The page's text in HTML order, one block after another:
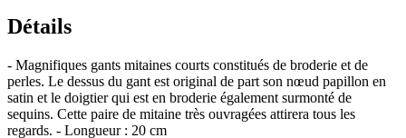
Détails
- Magnifiques gants mitaines courts constitués de broderie et de
perles. Le dessus du gant est original de part son nœud papillon en
satin et le doigtier qui est en broderie également surmonté de
sequins. Cette paire de mitaine très ouvragées attirera tous les
regards. - Longueur : 20 cm